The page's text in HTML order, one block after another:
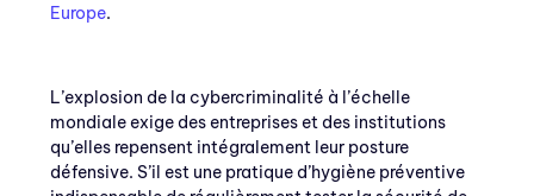
Europe.
L’explosion de la cybercriminalité à l’échelle
mondiale exige des entreprises et des institutions
qu’elles repensent intégralement leur posture
défensive. S’il est une pratique d’hygiène préventive